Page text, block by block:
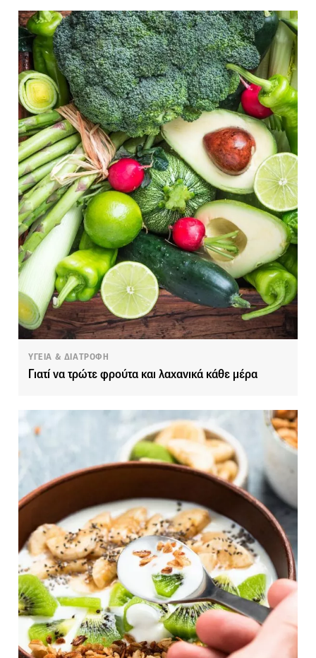
ΥΓΕΙΑ & ΔΙΑΤΡΟΦΗ
Γιατί να τρώτε φρούτα και λαχανικά κάθε μέρα